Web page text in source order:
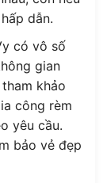
dẫn.
có vô số
gian
khảo
công rèm
yêu cầu.
bảo vẻ đẹp